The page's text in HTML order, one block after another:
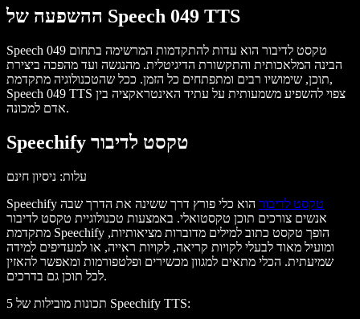
ההשפעה של Speech 049 TTS
Speech 049 טקסט לדיבור הוא עדות להתקדמות המרשימה בתחום
הבינה המלאכותית והתקשורת הדיגיטלית. מהנגשה ועד מהפכה ביצירת
תוכן, שימושיו רבים ומתפתחים כל הזמן. ככל שהטכנולוגיה מתקדמת,
Speech 049 TTS צפוי להשפיע משמעותית על עתיד האינטראקציה בין
אדם למכונה.
Speechify טקסט לדיבור
עלות: ניסיון חינם
Speechify
טקסט לדיבור הוא כלי פורץ דרך ששינה את הדרך שבה
אנשים צורכים תוכן טקסטואלי. באמצעות טכנולוגיית טקסט לדיבור
מתקדמת Speechify הופך טקסט כתוב למילים מדוברות מציאותיות,
ומועיל מאוד לבעלי לקויות קריאה, לקויות ראייה, או למעדיפים למידה
שמיעתית. הכלי מתאים למגוון מכשירים ופלטפורמות ומאפשר להאזין
לכל תוכן גם בדרכים.
5 תכונות מובילות של Speechify TTS: